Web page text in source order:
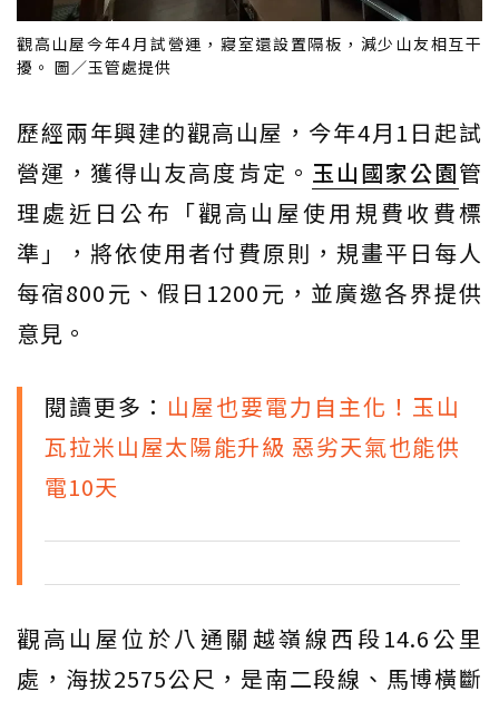
觀高山屋今年4月試營運，寢室還設置隔板，減少山友相互干
擾。 圖／玉管處提供
歷經兩年興建的觀高山屋，今年4月1日起試
營運，獲得山友高度肯定。 玉山國家公園管
理處近日公布「觀高山屋使用規費收費標
準」，將依使用者付費原則，規畫平日每人
每宿800元、假日1200元，並廣邀各界提供
意見。
閱讀更多： 山屋也要電力自主化！玉山
瓦拉米山屋太陽能升級 惡劣天氣也能供
電10天
觀高山屋位於八通關越嶺線西段14.6公里
處，海拔2575公尺，是南二段線、馬博橫斷